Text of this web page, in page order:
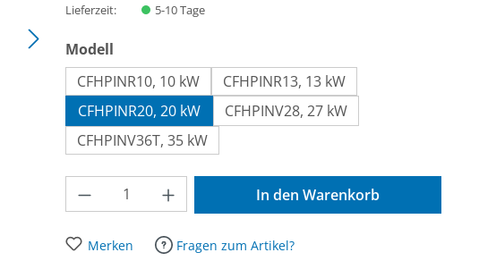
Lieferzeit:
5-10 Tage
Modell
CFHPINR10, 10 kW
CFHPINR13, 13 kW
CFHPINR20, 20 kW
CFHPINV28, 27 kW
CFHPINV36T, 35 kW
Produkt Anzahl: Gib den gewünschten Wert ein oder benutze die
In den Warenkorb
Merken Fragen zum Artikel?